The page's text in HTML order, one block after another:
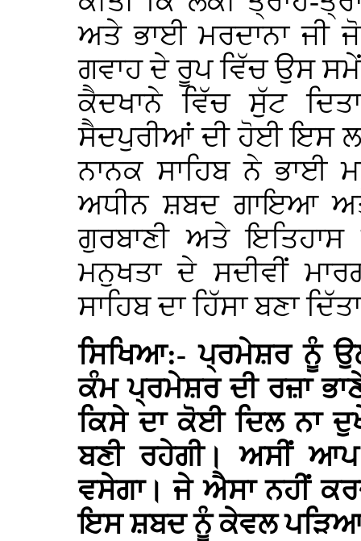
ਅਤੇ ਭਾਈ ਮਰਦਾਨਾ
ਗਵਾਹ ਦੇ ਰੂਪ ਵਿੱਚ ਉਸ
ਕੈਦਖਾਨੇ ਵਿੱਚ ਸੁੱਟ
ਸੈਦਪੁਰੀਆਂ ਦੀ ਹੋਈ ਇਸ
ਨਾਨਕ ਸਾਹਿਬ ਨੇ ਭਾਈ
ਅਧੀਨ ਸ਼ਬਦ ਗਾਇਆ
ਗੁਰਬਾਣੀ ਅਤੇ
ਮਨੁਖਤਾ ਦੇ ਸਦੀਵੀਂ
ਸਾਹਿਬ ਦਾ ਹਿੱਸਾ ਬਣਾ
ਸਿਖਿਆ:- ਪ੍ਰਮੇਸ਼ਰ ਨੂੰ
ਕੰਮ ਪ੍ਰਮੇਸ਼ਰ ਦੀ ਰਜ਼ਾ
ਕਿਸੇ ਦਾ ਕੋਈ ਦਿਲ ਨਾ
ਬਣੀ ਰਹੇਗੀ। ਅਸੀਂ
ਵਸੇਗਾ। ਜੇ ਐਸਾ ਨਹੀਂ
ਇਸ ਸ਼ਬਦ ਨੂੰ ਕੇਵਲ